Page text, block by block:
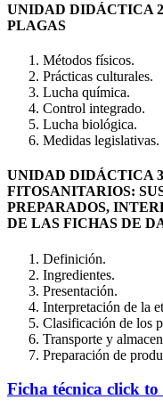
UNIDAD DIDÁCTICA
PLAGAS
Métodos físicos.
Prácticas culturales.
Lucha química.
Control integrado.
Lucha biológica.
Medidas legislativas.
UNIDAD DIDÁCTICA
FITOSANITARIOS:
PREPARADOS,
DE LAS FICHAS DE
Definición.
Ingredientes.
Presentación.
Interpretación de la
Clasificación de los
Transporte y
Preparación de
Ficha técnica click to